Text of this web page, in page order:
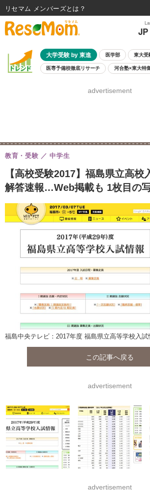
JP
大学受験 by 東進 医学部 東大受
医専予備校徹底リサーチ 河合塾×東大特
8月開催学校説明会・相談会
advertisement
【高校受験2017】福島県立高校
解答速報…Web掲載も 1枚目の
教育・受験 中学生
福島中央テレビ：2017年度 福島県立高等学校入試
この記事へ戻る
advertisement
advertisement
リセマム メンバーズ